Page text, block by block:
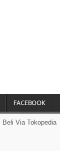
FACEBOOK
Beli Via Tokopedia